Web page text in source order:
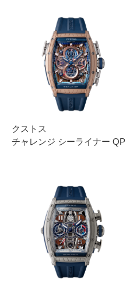
クストス
チャレンジ シーライナー QP